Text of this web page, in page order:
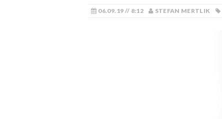
06.09.19 // 8:12 STEFAN MERTLIK